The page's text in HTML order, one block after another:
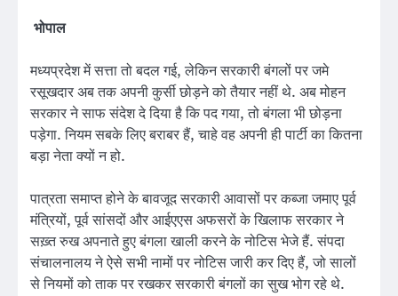
भोपाल
मध्यप्रदेश में सत्ता तो बदल गई, लेकिन सरकारी बंगलों पर जमे
रसूखदार अब तक अपनी कुर्सी छोड़ने को तैयार नहीं थे. अब मोहन
सरकार ने साफ संदेश दे दिया है कि पद गया, तो बंगला भी छोड़ना
पड़ेगा. नियम सबके लिए बराबर हैं, चाहे वह अपनी ही पार्टी का कितना
बड़ा नेता क्यों न हो.
पात्रता समाप्त होने के बावजूद सरकारी आवासों पर कब्जा जमाए पूर्व
मंत्रियों, पूर्व सांसदों और आईएएस अफसरों के खिलाफ सरकार ने
सख़्त रुख अपनाते हुए बंगला खाली करने के नोटिस भेजे हैं. संपदा
संचालनालय ने ऐसे सभी नामों पर नोटिस जारी कर दिए हैं, जो सालों
से नियमों को ताक पर रखकर सरकारी बंगलों का सुख भोग रहे थे.